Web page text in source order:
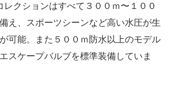
レクションはすべて３００ｍ〜１００
え、スポーツシーンなど高い水圧が生
可能。また５００ｍ防水以上のモデル
スケープバルブを標準装備していま